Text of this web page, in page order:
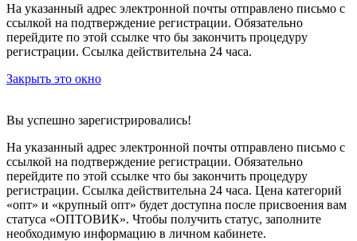
На указанный адрес электронной почты отправлено письмо с
ссылкой на подтверждение регистрации. Обязательно
перейдите по этой ссылке что бы закончить процедуру
регистрации. Ссылка действительна 24 часа.
Закрыть это окно
Вы успешно зарегистрировались!
На указанный адрес электронной почты отправлено письмо с
ссылкой на подтверждение регистрации. Обязательно
перейдите по этой ссылке что бы закончить процедуру
регистрации. Ссылка действительна 24 часа. Цена категорий
«опт» и «крупный опт» будет доступна после присвоения вам
статуса «ОПТОВИК». Чтобы получить статус, заполните
необходимую информацию в личном кабинете.